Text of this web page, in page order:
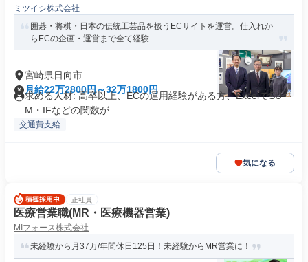
ミツイシ株式会社
囲碁・将棋・日本の伝統工芸品を扱うECサイトを運営。仕入れか
らECの企画・運営まで全て経験...
宮崎県日向市
月給22万2800円～32万1800円
求める人材: 高卒以上、ECの運用経験がある方、ExcelでSU
M・IFなどの関数が...
交通費支給
気になる
正社員
医療営業職(MR・医療機器営業)
MIフォース株式会社
未経験から月37万/年間休日125日！未経験からMR営業に！